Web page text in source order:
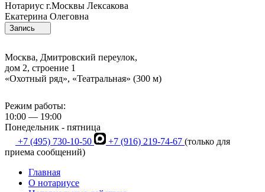
Нотариус г.Москвы Лексакова
Екатерина Олеговна
Запись
Москва, Дмитровский переулок,
дом 2, строение 1
«Охотный ряд», «Театральная» (300 м)
Режим работы:
10:00 — 19:00
Понедельник - пятница
+7 (495) 730-10-50
+7 (916) 219-74-67 (только для
приема сообщений)
Главная
О нотариусе